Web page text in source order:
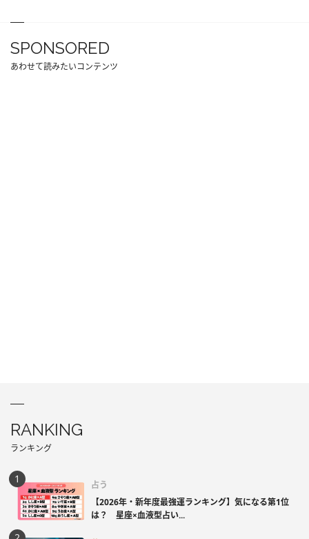
SPONSORED
あわせて読みたいコンテンツ
RANKING
ランキング
占う
【2026年・新年度最強運ランキング】気になる第1位
は？ 星座×血液型占い...